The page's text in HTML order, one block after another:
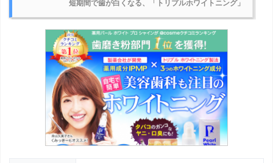
短期間で歯が白くなる、「トリプルホワイトニング」